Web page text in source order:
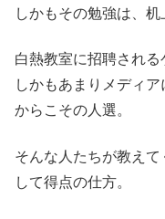
しかもその勉強は、机
白熱教室に招聘される
しかもあまりメディ
からこその人選。
そんな人たちが教え
して得点の仕方。